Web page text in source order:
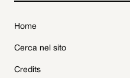
Home
Cerca nel sito
Credits